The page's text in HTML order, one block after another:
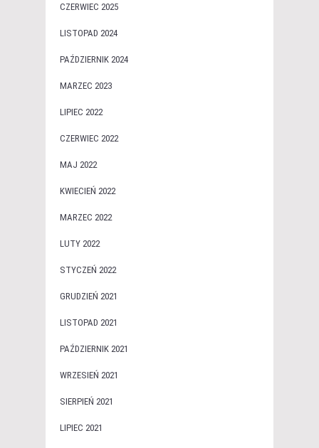
CZERWIEC 2025
LISTOPAD 2024
PAŹDZIERNIK 2024
MARZEC 2023
LIPIEC 2022
CZERWIEC 2022
MAJ 2022
KWIECIEŃ 2022
MARZEC 2022
LUTY 2022
STYCZEŃ 2022
GRUDZIEŃ 2021
LISTOPAD 2021
PAŹDZIERNIK 2021
WRZESIEŃ 2021
SIERPIEŃ 2021
LIPIEC 2021